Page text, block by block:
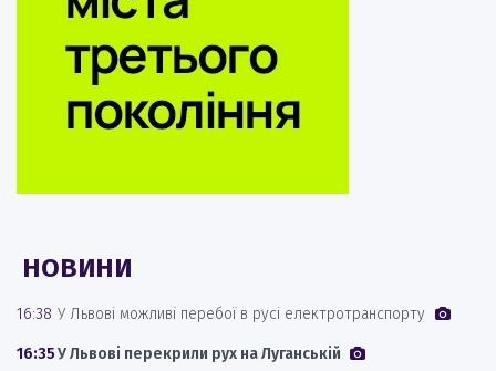
НОВИНИ
16:38 У Львові можливі перебої в русі електротранспорту
16:35У Львові перекрили рух на Луганській